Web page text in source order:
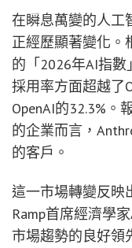
在瞬息萬變的人工
正經歷顯著變化。
的「2026年AI指數
採用率方面超越了
OpenAI的32.3%。
的企業而言，
的客戶。
這一市場轉變反映
Ramp首席經濟學
市場趨勢的良好領